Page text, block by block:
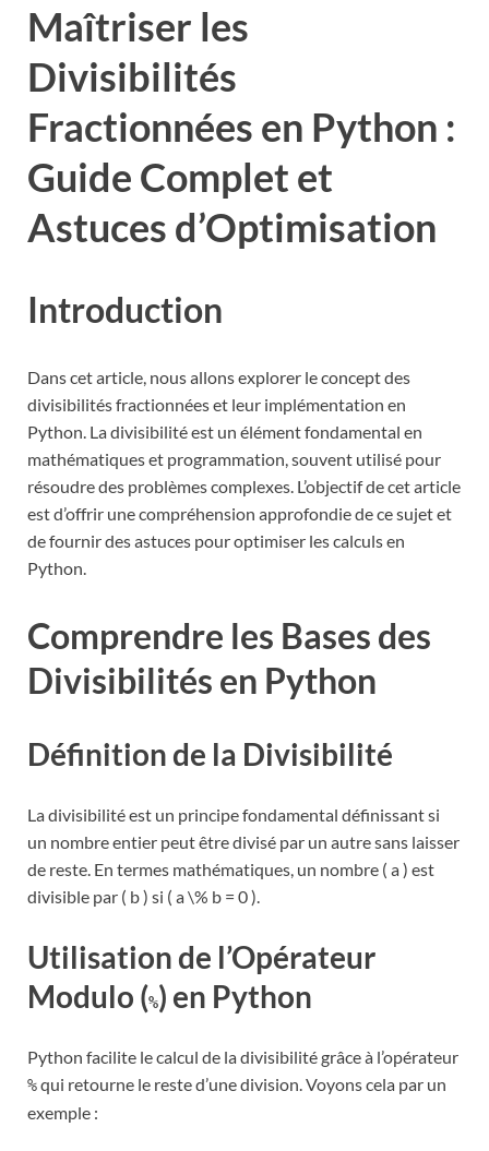
Maîtriser les
Divisibilités
Fractionnées en Python :
Guide Complet et
Astuces d’Optimisation
Introduction
Dans cet article, nous allons explorer le concept des
divisibilités fractionnées et leur implémentation en
Python. La divisibilité est un élément fondamental en
mathématiques et programmation, souvent utilisé pour
résoudre des problèmes complexes. L’objectif de cet article
est d’offrir une compréhension approfondie de ce sujet et
de fournir des astuces pour optimiser les calculs en
Python.
Comprendre les Bases des
Divisibilités en Python
Définition de la Divisibilité
La divisibilité est un principe fondamental définissant si
un nombre entier peut être divisé par un autre sans laisser
de reste. En termes mathématiques, un nombre ( a ) est
divisible par ( b ) si ( a \% b = 0 ).
Utilisation de l’Opérateur
Modulo (%) en Python
Python facilite le calcul de la divisibilité grâce à l’opérateur
%qui retourne le reste d’une division. Voyons cela par un
exemple :